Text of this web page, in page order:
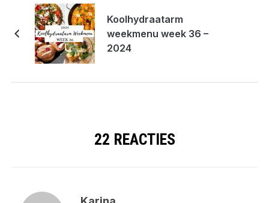
Koolhydraatarm
weekmenu week 36 –
2024
22 REACTIES